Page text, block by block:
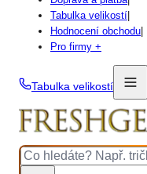
Tabulka velikostí
Hodnocení obchodu
Pro firmy +
Tabulka velikostí